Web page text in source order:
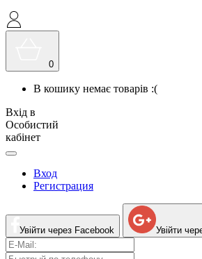
0
В кошику немає товарів :(
Вхід в
Особистий
кабінет
Вход
Регистрация
Увійти через Facebook Увійти